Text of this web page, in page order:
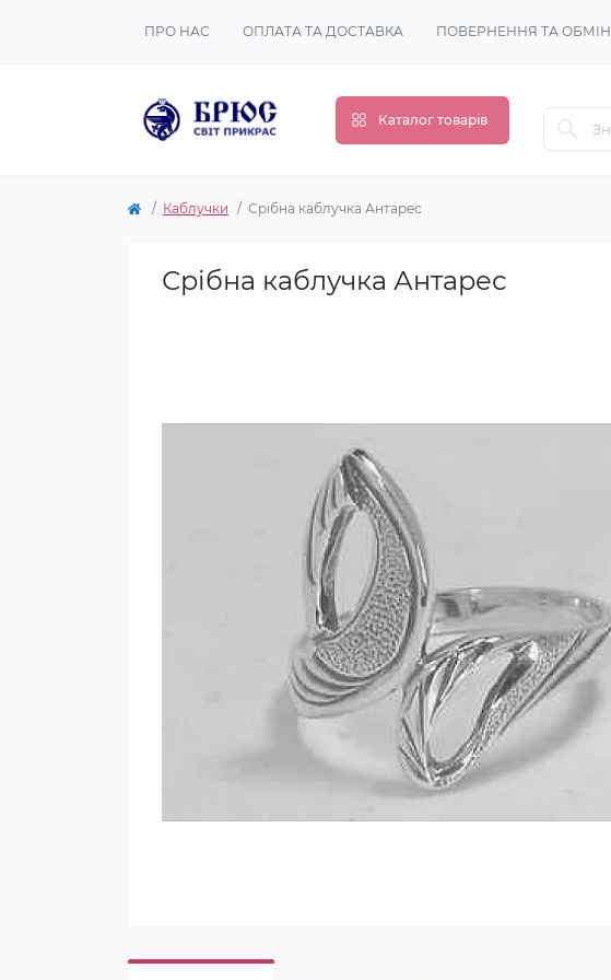
ПРО НАС ОПЛАТА ТА ДОСТАВКА ПОВЕРНЕННЯ ТА ОБМІН
Каталог товарів
Каблучки Срібна каблучка Антарес
Срібна каблучка Антарес